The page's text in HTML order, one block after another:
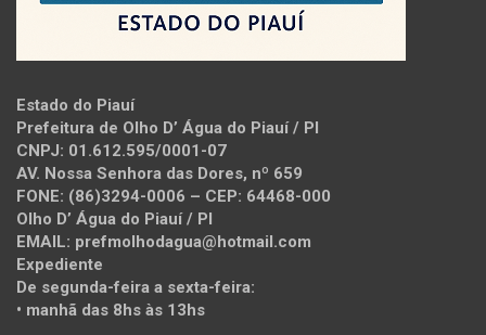
Estado do Piauí
Prefeitura de Olho D’ Água do Piauí / PI
CNPJ: 01.612.595/0001-07
AV. Nossa Senhora das Dores, nº 659
FONE: (86)3294-0006 – CEP: 64468-000
Olho D’ Água do Piauí / PI
EMAIL: prefmolhodagua@hotmail.com
Expediente
De segunda-feira a sexta-feira:
• manhã das 8hs às 13hs